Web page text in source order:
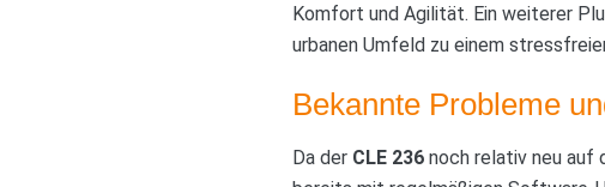
Komfort und Agilität. Ein weiterer
urbanen Umfeld zu einem
Bekannte Probleme
Da der CLE 236 noch relativ neu auf